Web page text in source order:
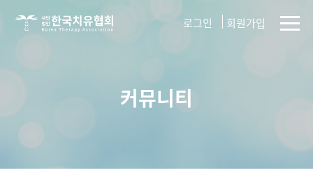
사단법인
로그인 회원가입
커뮤니티